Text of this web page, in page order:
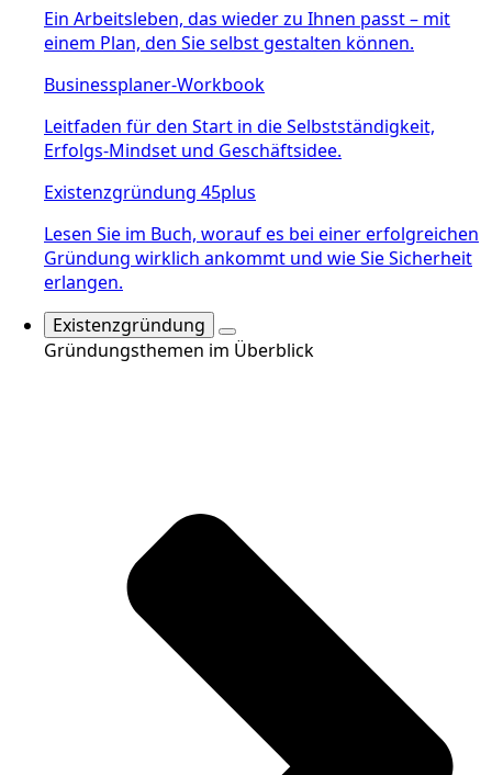
Ein Arbeitsleben, das wieder zu Ihnen passt – mit
einem Plan, den Sie selbst gestalten können.
Businessplaner-Workbook
Leitfaden für den Start in die Selbstständigkeit,
Erfolgs-Mindset und Geschäftsidee.
Existenzgründung 45plus
Lesen Sie im Buch, worauf es bei einer erfolgreichen
Gründung wirklich ankommt und wie Sie Sicherheit
erlangen.
Existenzgründung
Gründungsthemen im Überblick